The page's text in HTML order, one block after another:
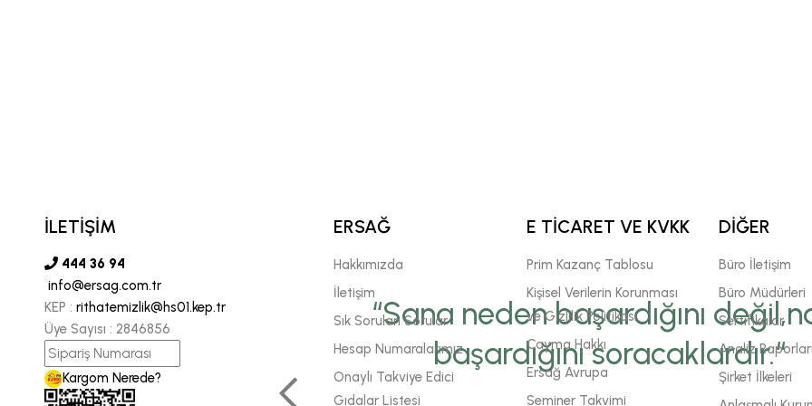
şirketimiz Ersağ' a
inancımızı
fazla enerjiyle
“Sana neden başardığını
başardığını soracaklardır.“
İLETİŞİM
444 36 94
info@ersag.com.tr
KEP : rithatemizlik@hs01.kep.tr
Üye Sayısı : 2846856
Kargom Nerede?
ERSAĞ
Hakkımızda
İletişim
Sık Sorulan Sorular
Hesap Numaralarımız
Onaylı Takviye Edici
Gıdalar Listesi
E TİCARET VE KVKK
Prim Kazanç Tablosu
Kişisel Verilerin Korunması
ve Gizlilik Politikası
Cayma Hakkı
Ersağ Avrupa
Seminer Takvimi
DİĞER
Büro İletişim
Büro Müdürleri
Sertifikalar
Analiz Raporları
Şirket İlkeleri